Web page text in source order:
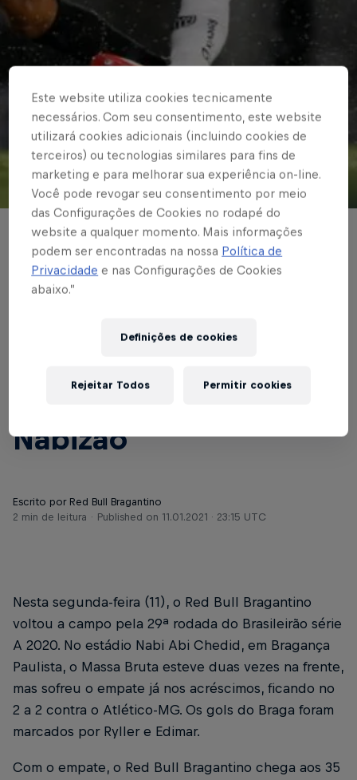
© Red Bull Bragantino
BRASILEIRÃO
Red Bull Bragantino
frente, mas sofre o
empate do Atlético-
Nabizão
Escrito por Red Bull Bragantino
2 min de leitura
Published on 11.01.2021 · 23:15 UTC
Nesta segunda-feira (11), o Red Bull Bragantino
voltou a campo pela 29ª rodada do Brasileirão série
A 2020. No estádio Nabi Abi Chedid, em Bragança
Paulista, o Massa Bruta esteve duas vezes na frente,
mas sofreu o empate já nos acréscimos, ficando no
2 a 2 contra o Atlético-MG. Os gols do Braga foram
marcados por Ryller e Edimar.
Com o empate, o Red Bull Bragantino chega aos 35
Este website utiliza cookies tecnicamente
necessários. Com seu consentimento, este website
utilizará cookies adicionais (incluindo cookies de
terceiros) ou tecnologias similares para fins de
marketing e para melhorar sua experiência on-line.
Você pode revogar seu consentimento por meio
das Configurações de Cookies no rodapé do
website a qualquer momento. Mais informações
podem ser encontradas na nossa Política de
Privacidade e nas Configurações de Cookies
abaixo.”
Definições de cookies
Rejeitar Todos Permitir cookies